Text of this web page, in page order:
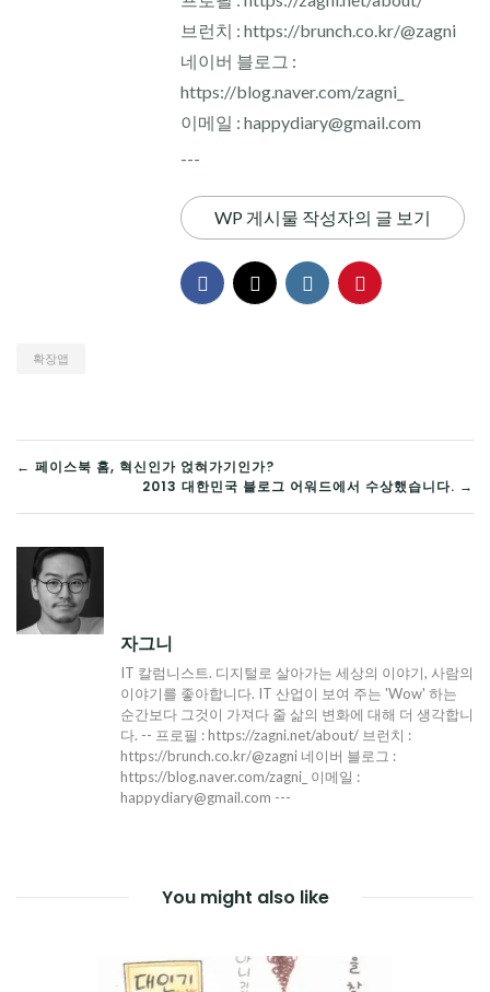
브런치 : https://brunch.co.kr/@zagni
네이버 블로그 :
https://blog.naver.com/zagni_
이메일 : happydiary@gmail.com
---
WP 게시물 작성자의 글 보기
확장앱
글
탐
색
← 페이스북 홈, 혁신인가 얹혀가기인가?
2013 대한민국 블로그 어워드에서 수상했습니다. →
자그니
IT 칼럼니스트. 디지털로 살아가는 세상의 이야기, 사람의
이야기를 좋아합니다. IT 산업이 보여 주는 'Wow' 하는
순간보다 그것이 가져다 줄 삶의 변화에 대해 더 생각합니
다. -- 프로필 : https://zagni.net/about/ 브런치 :
https://brunch.co.kr/@zagni 네이버 블로그 :
https://blog.naver.com/zagni_ 이메일 :
happydiary@gmail.com ---
You might also like